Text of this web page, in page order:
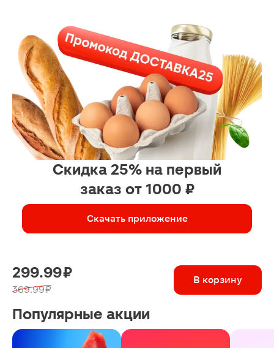
Скидка 25% на первый
заказ от 1000 ₽
Скачать приложение
299.99 ₽
369.99 ₽
В корзину
Популярные акции